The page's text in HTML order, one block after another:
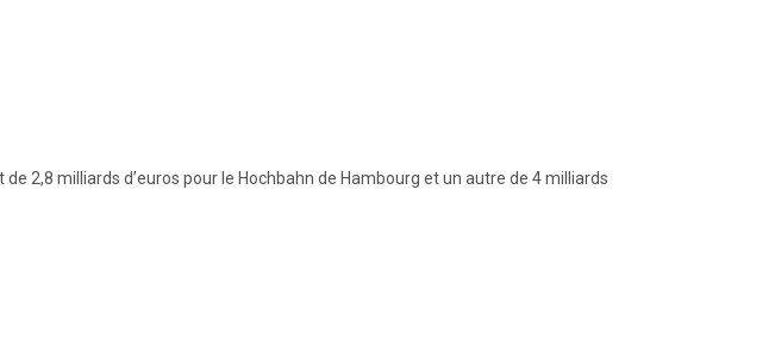
2,8 milliards d’euros pour le Hochbahn de Hambourg et un autre de 4 milliards